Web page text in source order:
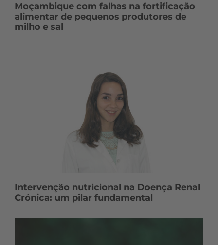
Moçambique com falhas na fortificação
alimentar de pequenos produtores de
milho e sal
Intervenção nutricional na Doença Renal
Crónica: um pilar fundamental